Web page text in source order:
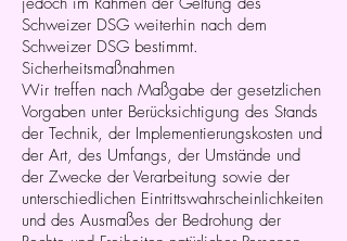
Schweizer DSG weiterhin nach dem
Schweizer DSG bestimmt.
Sicherheitsmaßnahmen
Wir treffen nach Maßgabe der gesetzlichen
Vorgaben unter Berücksichtigung des Stands
der Technik, der Implementierungskosten und
der Art, des Umfangs, der Umstände und
der Zwecke der Verarbeitung sowie der
unterschiedlichen Eintrittswahrscheinlichkeiten
und des Ausmaßes der Bedrohung der